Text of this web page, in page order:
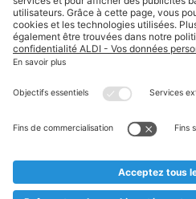
Textes marqués d'un astérisque et
* Nous vendons ces articles
au cas où, malgré le planning bien
prématurément en rupture de
** Sur ce site, l’utilisation de la